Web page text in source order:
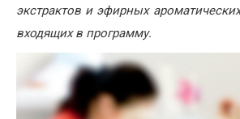
экстрактов и эфирных
входящих в программу.